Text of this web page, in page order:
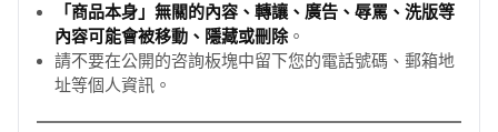
「商品本身」無關的內容、轉讓、廣告、辱罵、洗版等
內容可能會被移動、隱藏或刪除。
請不要在公開的咨詢板塊中留下您的電話號碼、郵箱地
址等個人資訊。